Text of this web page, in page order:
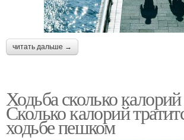
читать дальше →
Ходьба сколько
Сколько калорий
ходьбе пешком